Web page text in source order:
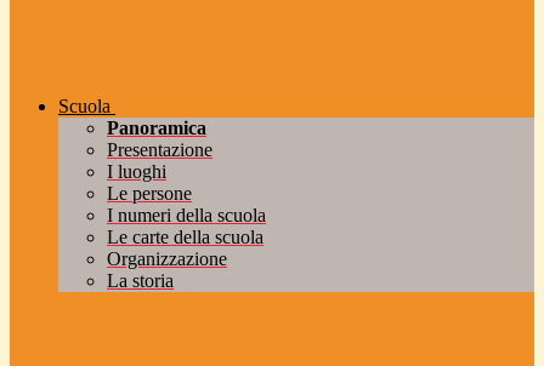
Scuola
Panoramica
Presentazione
I luoghi
Le persone
I numeri della scuola
Le carte della scuola
Organizzazione
La storia